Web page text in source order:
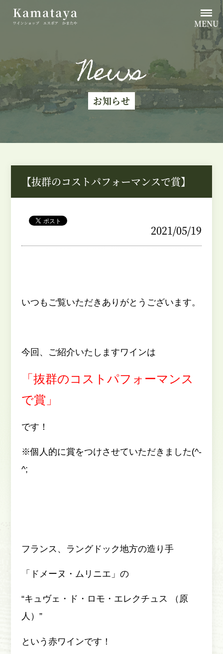
MENU
News
お知らせ
【抜群のコストパフォーマンスで賞】
2021/05/19
いつもご覧いただきありがとうございます。
今回、ご紹介いたしますワインは
「抜群のコストパフォーマンス
で賞」
です！
※個人的に賞をつけさせていただきました(^-
^;
フランス、ラングドック地方の造り手
「ドメーヌ・ムリニエ」の
“キュヴェ・ド・ロモ・エレクチュス （原
人）”
という赤ワインです！